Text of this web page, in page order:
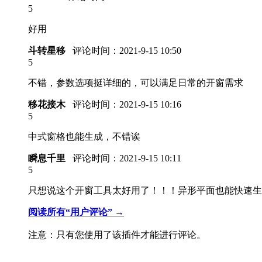
5
好用
斗转星移 评论时间： 2021-9-15 10:50
5
不错，参数选项挺详细的，可以满足日常的开窗需求
移花接木 评论时间： 2021-9-15 10:16
5
中式窗格也能生成，不错诶
瞬息千里 评论时间： 2021-9-15 10:11
5
只想说这个开窗工具太好用了！！！异形平面也能快速
阅读所有“用户评论” →
注意：只有您使用了该插件才能进行评论。